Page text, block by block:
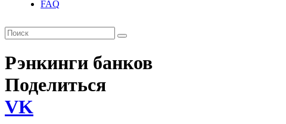
FAQ
Рэнкинги банков
Поделиться
VK